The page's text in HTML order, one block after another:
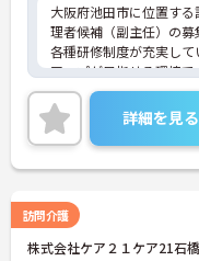
大阪府池田市に位置す
理者候補（副主任）の募
各種研修制度が充実し
アップが目指せる環境
希望休制度もありワー
らご勤務いただけます☆
ご興味のある方には、
に詳細をお話しいたし
さい！
詳細を見る
訪問介護
株式会社ケア２１ケア21石橋